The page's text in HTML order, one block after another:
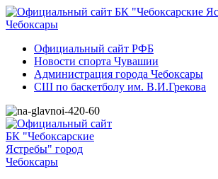
Официальный сайт РФБ
Новости спорта Чувашии
Администрация города Чебоксары
СШ по баскетболу им. В.И.Грекова